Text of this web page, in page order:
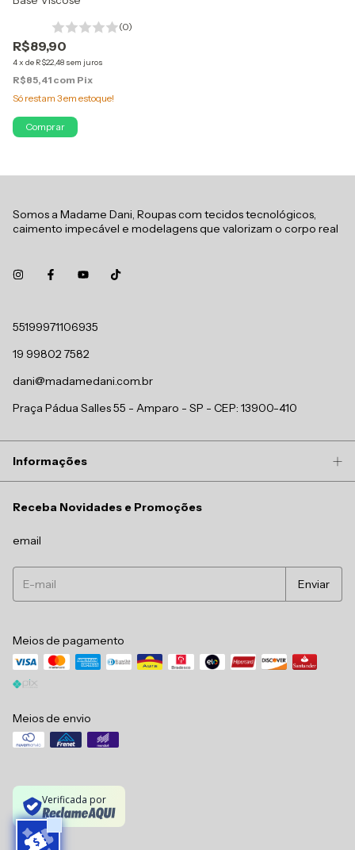
(0)
R$89,90
4x de R$22,48 sem juros
R$85,41 com Pix
Só restam 3em estoque!
Comprar
Somos a Madame Dani, Roupas com tecidos tecnológicos,
caimento impecável e modelagens que valorizam o corpo real
55199971106935
19 99802 7582
dani@madamedani.com.br
Praça Pádua Salles 55 - Amparo - SP - CEP: 13900-410
Informações
Receba Novidades e Promoções
email
Meios de pagamento
Meios de envio
Verificada por